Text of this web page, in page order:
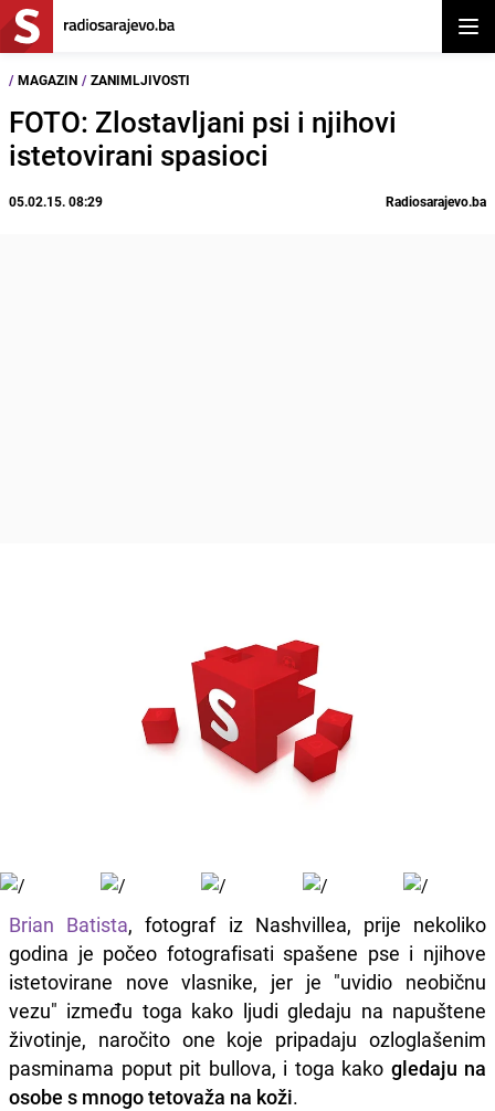
/ MAGAZIN / ZANIMLJIVOSTI
FOTO: Zlostavljani psi i njihovi
istetovirani spasioci
05.02.15. 08:29 Radiosarajevo.ba
Brian Batista, fotograf iz Nashvillea, prije nekoliko
godina je počeo fotografisati spašene pse i njihove
istetovirane nove vlasnike, jer je "uvidio neobičnu
vezu" između toga kako ljudi gledaju na napuštene
životinje, naročito one koje pripadaju ozloglašenim
pasminama poput pit bullova, i toga kako gledaju na
osobe s mnogo tetovaža na koži.